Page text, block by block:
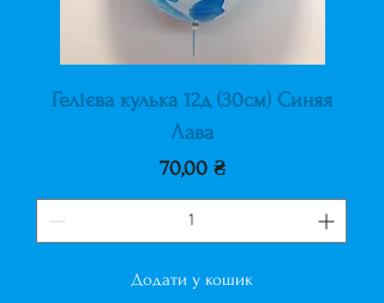
Гелієва кулька 12д (30см) Синяя
Лава
Ціна
70,00 ₴
Додати у кошик